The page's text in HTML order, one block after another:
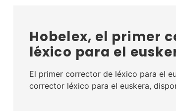
Hobelex, el primer
léxico para el
El primer corrector de léxico para el
corrector léxico para el euskera,